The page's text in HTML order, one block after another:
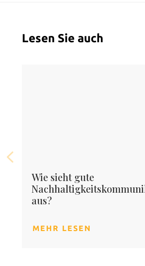
Lesen Sie auch
Wie sieht gute
aus?
MEHR LESEN